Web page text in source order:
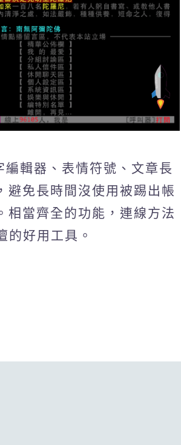
輯器、表情符號、文章長
避免長時間沒使用被踢出帳
相當齊全的功能，連線方法
的好用工具。